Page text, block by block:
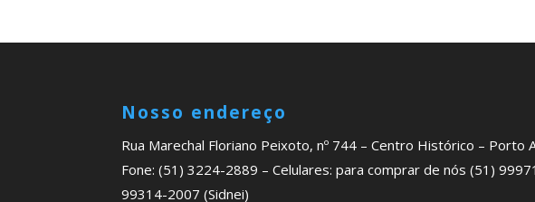
Nosso endereço
Rua Marechal Floriano Peixoto, nº 744 – Centro Histórico – Porto
Fone: (51) 3224-2889 – Celulares: para comprar de nós (51)
99314-2007 (Sidnei)